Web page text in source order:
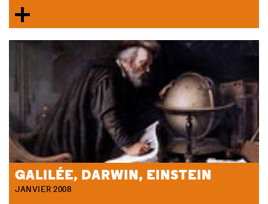
GALILÉE, DARWIN, EINSTEIN
JANVIER 2008